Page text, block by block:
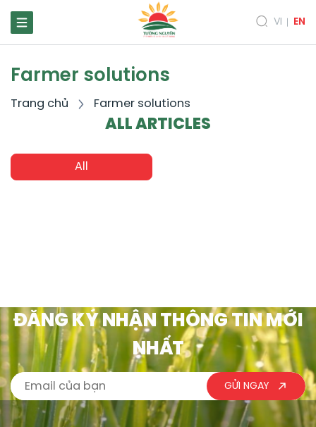
VI EN
Farmer solutions
Trang chủ Farmer solutions
ALL ARTICLES
All
ĐĂNG KÝ NHẬN THÔNG TIN MỚI
NHẤT
GỬI NGAY